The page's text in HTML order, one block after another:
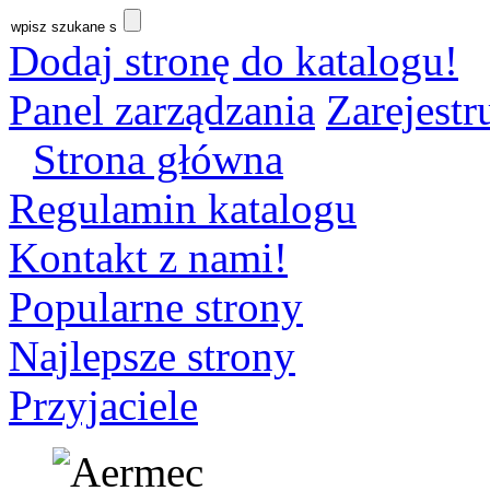
Dodaj stronę do katalogu!
Panel zarządzania
Strona główna
Regulamin katalogu
Kontakt z nami!
Popularne strony
Najlepsze strony
Przyjaciele